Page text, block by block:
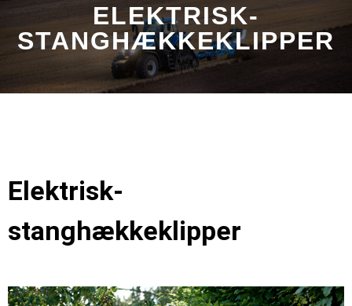
ELEKTRISK-
STANGHÆKKEKLIPPER
Elektrisk-
stanghækkeklipper